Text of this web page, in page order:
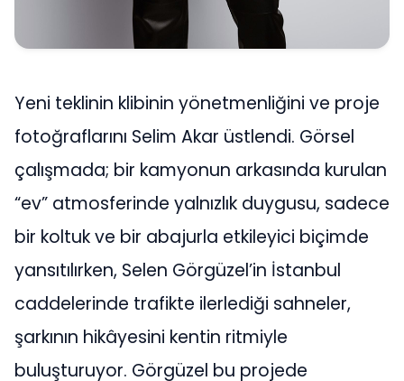
Yeni teklinin klibinin yönetmenliğini ve proje
fotoğraflarını Selim Akar üstlendi. Görsel
çalışmada; bir kamyonun arkasında kurulan
“ev” atmosferinde yalnızlık duygusu, sadece
bir koltuk ve bir abajurla etkileyici biçimde
yansıtılırken, Selen Görgüzel’in İstanbul
caddelerinde trafikte ilerlediği sahneler,
şarkının hikâyesini kentin ritmiyle
buluşturuyor. Görgüzel bu projede